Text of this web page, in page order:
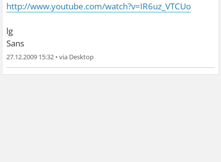
http://www.youtube.com/watch?v=IR6uz_VTCUo
lg
Sans
27.12.2009 15:32 •